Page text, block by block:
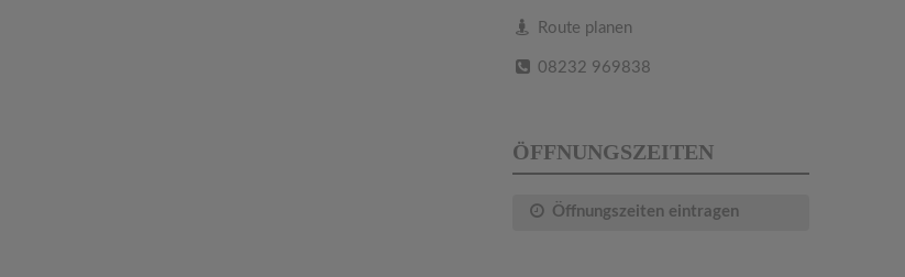
Route planen
08232 969838
ÖFFNUNGSZEITEN
Öffnungszeiten eintragen